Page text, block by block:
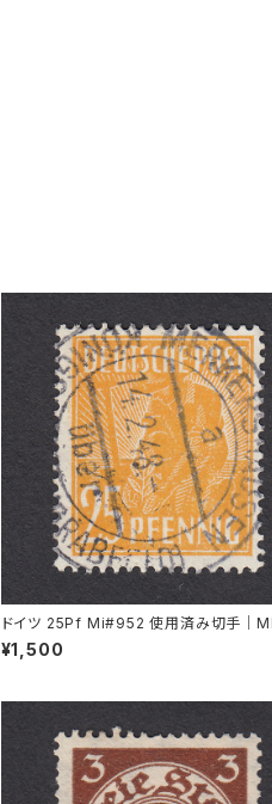
ドイツ 25Pf Mi#952 使用済み切手｜
RSHAUSEN 14.2.1948
¥1,500